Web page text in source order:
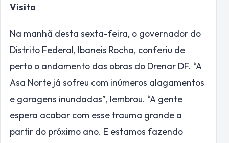
Visita
Na manhã desta sexta-feira, o governador do
Distrito Federal, Ibaneis Rocha, conferiu de
perto o andamento das obras do Drenar DF. “A
Asa Norte já sofreu com inúmeros alagamentos
e garagens inundadas”, lembrou. “A gente
espera acabar com esse trauma grande a
partir do próximo ano. E estamos fazendo